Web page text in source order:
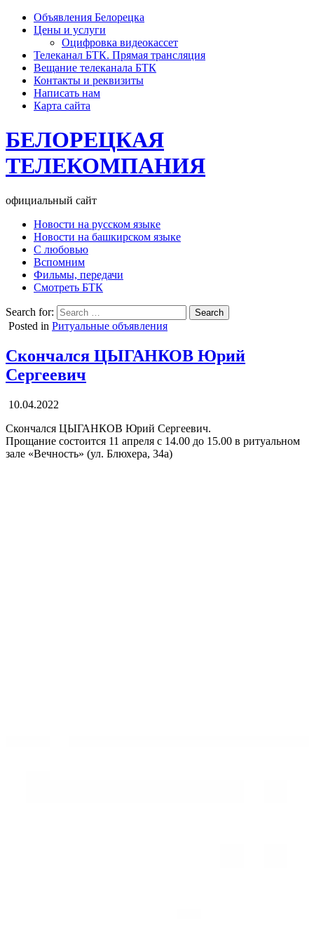
Объявления Белорецка
Цены и услуги
Оцифровка видеокассет
Телеканал БТК. Прямая трансляция
Вещание телеканала БТК
Контакты и реквизиты
Написать нам
Карта сайта
БЕЛОРЕЦКАЯ
ТЕЛЕКОМПАНИЯ
официальный сайт
Новости на русском языке
Новости на башкирском языке
С любовью
Вспомним
Фильмы, передачи
Смотреть БТК
Search for:
Posted in Ритуальные объявления
Скончался ЦЫГАНКОВ Юрий
Сергеевич
10.04.2022
Скончался ЦЫГАНКОВ Юрий Сергеевич.
Прощание состоится 11 апреля с 14.00 до 15.00 в ритуальном
зале «Вечность» (ул. Блюхера, 34а)